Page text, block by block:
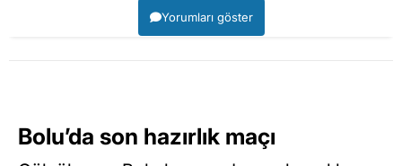
Yorumları göster
Bolu’da son hazırlık maçı